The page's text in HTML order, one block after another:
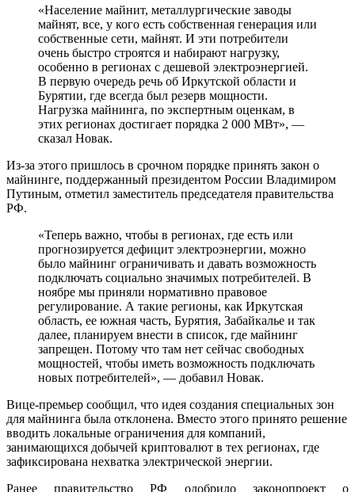
«Население майнит, металлургические заводы
майнят, все, у кого есть собственная генерация или
собственные сети, майнят. И эти потребители
очень быстро строятся и набирают нагрузку,
особенно в регионах с дешевой электроэнергией.
В первую очередь речь об Иркутской области и
Бурятии, где всегда был резерв мощности.
Нагрузка майнинга, по экспертным оценкам, в
этих регионах достигает порядка 2 000 МВт», —
сказал Новак.
Из-за этого пришлось в срочном порядке принять закон о
майнинге, поддержанный президентом России Владимиром
Путиным, отметил заместитель председателя правительства
РФ.
«Теперь важно, чтобы в регионах, где есть или
прогнозируется дефицит электроэнергии, можно
было майнинг ограничивать и давать возможность
подключать социально значимых потребителей. В
ноябре мы приняли нормативно правовое
регулирование. А такие регионы, как Иркутская
область, ее южная часть, Бурятия, Забайкалье и так
далее, планируем внести в список, где майнинг
запрещен. Потому что там нет сейчас свободных
мощностей, чтобы иметь возможность подключать
новых потребителей», — добавил Новак.
Вице-премьер сообщил, что идея создания специальных зон
для майнинга была отклонена. Вместо этого принято решение
вводить локальные ограничения для компаний,
занимающихся добычей криптовалют в тех регионах, где
зафиксирована нехватка электрической энергии.
Ранее правительство РФ одобрило законопроект о